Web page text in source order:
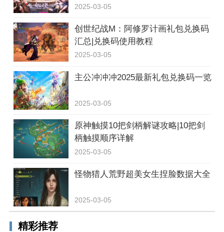
2025-03-05
创世纪战M：阿修罗计画礼包兑换码
汇总|兑换码使用教程
2025-03-05
主公冲冲冲2025最新礼包兑换码一览
2025-03-05
原神触摸10把剑柄解谜攻略|10把剑
柄触摸顺序详解
2025-03-05
怪物猎人荒野超美女生捏脸数据大全
2025-03-05
精彩推荐